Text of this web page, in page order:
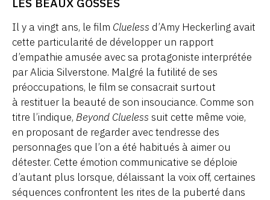
Il y a vingt ans, le film Clueless d’Amy Heckerling avait
cette particularité de développer un rapport
d’empathie amusée avec sa protagoniste interprétée
par Alicia Silverstone. Malgré la futilité de ses
préoccupations, le film se consacrait surtout
à restituer la beauté de son insouciance. Comme son
titre l’indique, Beyond Clueless suit cette même voie,
en proposant de regarder avec tendresse des
personnages que l’on a été habitués à aimer ou
détester. Cette émotion communicative se déploie
d’autant plus lorsque, délaissant la voix off, certaines
séquences confrontent les rites de la puberté dans